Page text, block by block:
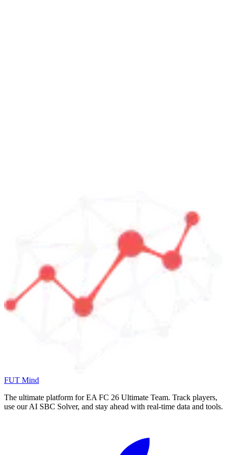
FUT Mind
The ultimate platform for EA FC 26 Ultimate Team. Track players,
use our AI SBC Solver, and stay ahead with real-time data and tools.